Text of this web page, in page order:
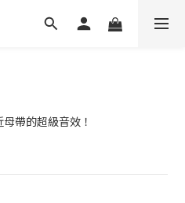
帶的超級音效！